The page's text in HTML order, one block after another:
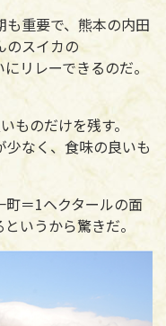
も重要で、熊本の内田
のスイカの
リレーできるのだ。
ものだけを残す。
なく、食味の良いも
＝1ヘクタールの面
いうから驚きだ。